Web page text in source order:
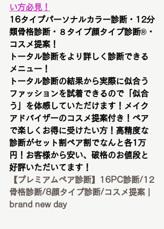
い方必見！
16タイプパーソナルカラー診断・12分
類骨格診断・８タイプ顔タイプ診断®︎・
コスメ提案！
トータル診断をより詳しく診断できる
メニュー！
トータル診断の結果から実際に似合う
ファッションを試着できるので「似合
う」を体感していただけます！メイク
アドバイザーのコスメ提案付き！ペア
で楽しくお得に受けたい方！高精度な
診断がセット割ペア割でなんと各1万
円！お客様から安い、破格のお値段と
好評いただいてます！
【プレミアムペア診断】16PC診断/12
骨格診断/8顔タイプ診断/コスメ提案 |
brand new day